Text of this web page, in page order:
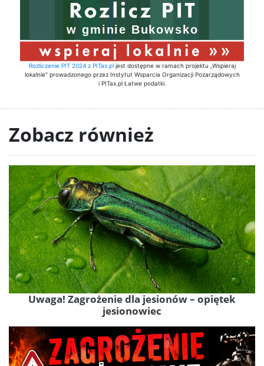
Rozliczenie PIT 2024 z PITax.pljest dostępne w ramach projektu „Wspieraj
lokalnie" prowadzonego przez Instytut Wsparcia Organizacji Pozarządowych
i PITax.pl Łatwe podatki.
Zobacz również
Uwaga! Zagrożenie dla jesionów – opiętek
jesionowiec